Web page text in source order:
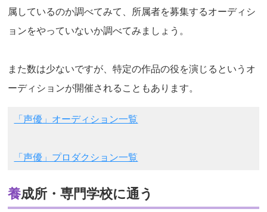
属しているのか調べてみて、所属者を募集するオーディシ
ョンをやっていないか調べてみましょう。
また数は少ないですが、特定の作品の役を演じるというオ
ーディションが開催されることもあります。
「声優」オーディション一覧
「声優」プロダクション一覧
養成所・専門学校に通う